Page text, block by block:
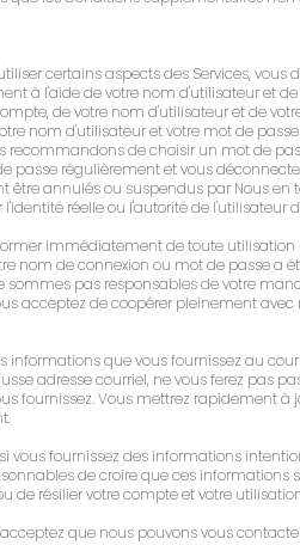
certains aspects des Services,
à l'aide de votre nom d'utilisateur et
de votre nom d'utilisateur et de
nom d'utilisateur et votre mot de
recommandons de choisir un mot de
passe régulièrement et vous
être annulés ou suspendus par Nous
réelle ou l'autorité de l'utilisateur
immédiatement de toute utilisation
nom de connexion ou mot de passe a
sommes pas responsables de votre
acceptez de coopérer pleinement
informations que vous fournissez au
adresse courriel, ne vous ferez pas
fournissez. Vous mettrez rapidement
vous fournissez des informations
de croire que ces informations
de résilier votre compte et votre
que nous pouvons vous